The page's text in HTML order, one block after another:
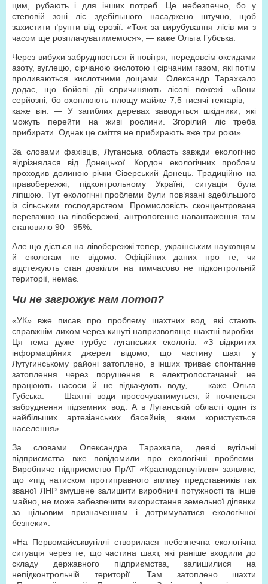
цим, рубають і для інших потреб. Це небезпечно, бо у
степовій зоні ліс здебільшого насаджено штучно, щоб
захистити ґрунти від ерозії. «Тож за вирубування лісів ми з
часом ще розплачуватимемося», — каже Ольга Губська.
Через вибухи забруднюється й повітря, передовсім оксидами
азоту, вуглецю, сірчаною кислотою і сірчаним газом, які потім
проливаються кислотними дощами. Олександр Тарахкало
додає, що бойові дії спричиняють лісові пожежі. «Вони
серйозні, бо охоплюють площу майже 7,5 тисячі гектарів, —
каже він. — У загиблих деревах заводяться шкідники, які
можуть перейти на живі рослини. Згорілий ліс треба
прибирати. Однак це сміття не прибирають вже три роки».
За словами фахівців, Луганська область завжди екологічно
відрізнялася від Донецької. Кордон екологічних проблем
проходив долиною річки Сіверський Донець. Традиційно на
правобережжі, підконтрольному Україні, ситуація була
ліпшою. Тут екологічні проблеми були пов’язані здебільшого
із сільським господарством. Промисловість сконцентрована
переважно на лівобережжі, антропогенне навантаження там
становило 90—95%.
Але що діється на лівобережжі тепер, українським науковцям
й екологам не відомо. Офіційних даних про те, чи
відстежують стан довкілля на тимчасово не підконтрольній
території, немає.
Чи не загрожує нам потоп?
«УК» вже писав про проблему шахтних вод, які стають
справжнім лихом через кинуті напризволяще шахтні виробки.
Ця тема дуже турбує луганських екологів. «З відкритих
інформаційних джерел відомо, що частину шахт у
Лутугинському районі затоплено, в інших триває спонтанне
затоплення через порушення в електропостачанні: не
працюють насоси й не відкачують воду, — каже Ольга
Губська. — Шахтні води просочуватимуться, й почнеться
забруднення підземних вод. А в Луганській області один із
найбільших артезіанських басейнів, яким користується
населення».
За словами Олександра Тарахкала, деякі вугільні
підприємства вже повідомили про екологічні проблеми.
Виробниче підприємство ПрАТ «Краснодонвугілля» заявляє,
що «під натиском протиправного впливу представників так
званої ЛНР змушене залишити виробничі потужності та інше
майно, не може забезпечити використання земельної ділянки
за цільовим призначенням і дотримуватися екологічної
безпеки».
«На Первомайськвугіллі створилася небезпечна екологічна
ситуація через те, що частина шахт, які раніше входили до
складу державного підприємства, залишилися на
непідконтрольній території. Там затоплено шахти